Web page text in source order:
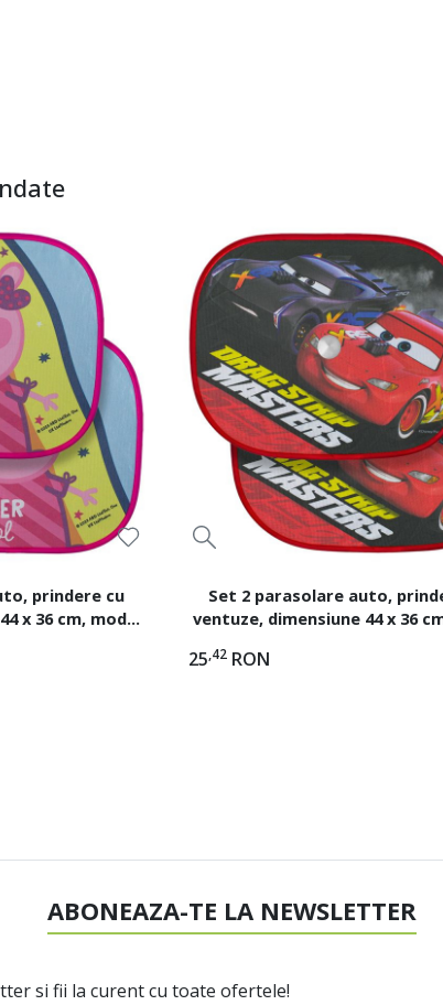
prindere cu
x 36 cm, model
Set 2 parasolare auto,
ventuze, dimensiune 44 x 36
25,42 RON
ABONEAZA-TE LA NEWSLETTER
si fii la curent cu toate ofertele!